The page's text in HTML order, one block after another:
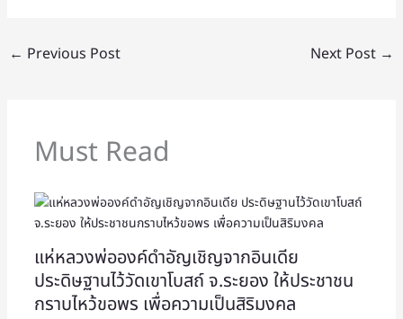
← Previous Post Next Post →
Must Read
แห่หลวงพ่อองค์ดำอัญเชิญจากอินเดีย
ประดิษฐานไว้วัดเขาโบสถ์ จ.ระยอง ให้ประชาชน
กราบไหว้ขอพร เพื่อความเป็นสิริมงคล